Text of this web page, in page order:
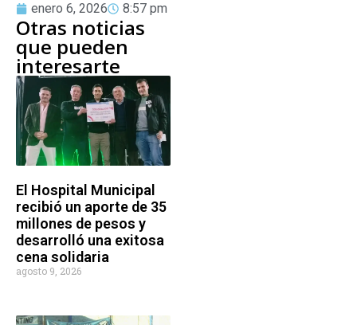
enero 6, 2026 8:57 pm
Otras noticias
que pueden
interesarte
El Hospital Municipal
recibió un aporte de 35
millones de pesos y
desarrolló una exitosa
cena solidaria
agosto 9, 2026